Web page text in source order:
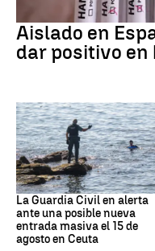
Aislado en
dar positivo
Ceuta
La Guardia Civil en alerta
ante una posible nueva
entrada masiva el 15 de
agosto en Ceuta